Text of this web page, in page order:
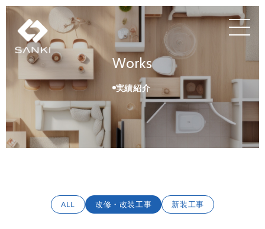
Works
実績紹介
ALL 改修・改装工事 新装工事